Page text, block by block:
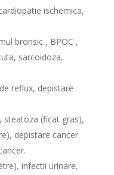
ischemica,
bronsic , BPOC ,
sarcoidoza,
reflux, depistare
steatoza (ficat gras),
depistare cancer.
infectii urinare,